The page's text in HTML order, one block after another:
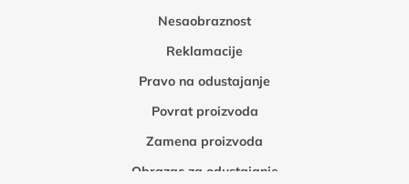
Nesaobraznost
Reklamacije
Pravo na odustajanje
Povrat proizvoda
Zamena proizvoda
Obrazac za odustajanje